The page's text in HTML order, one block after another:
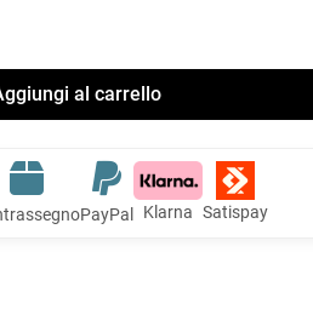
al carrello
PayPal Klarna Satispay